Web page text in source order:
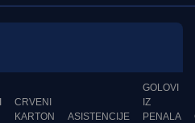
CRVENI
KARTON
ASISTENCIJE
GOLOVI
IZ
PENALA